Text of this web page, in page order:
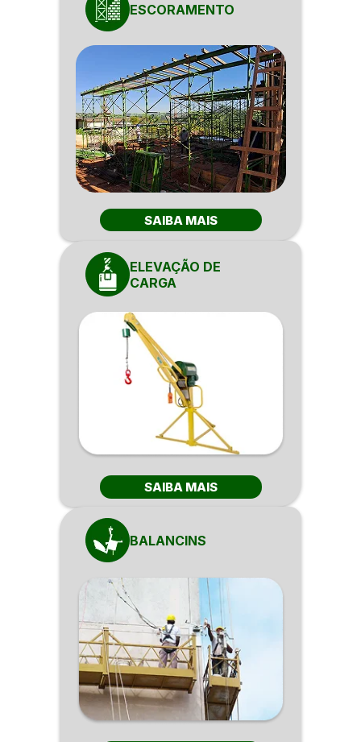
ESCORAMENTO
SAIBA MAIS
ELEVAÇÃO DE
CARGA
SAIBA MAIS
BALANCINS